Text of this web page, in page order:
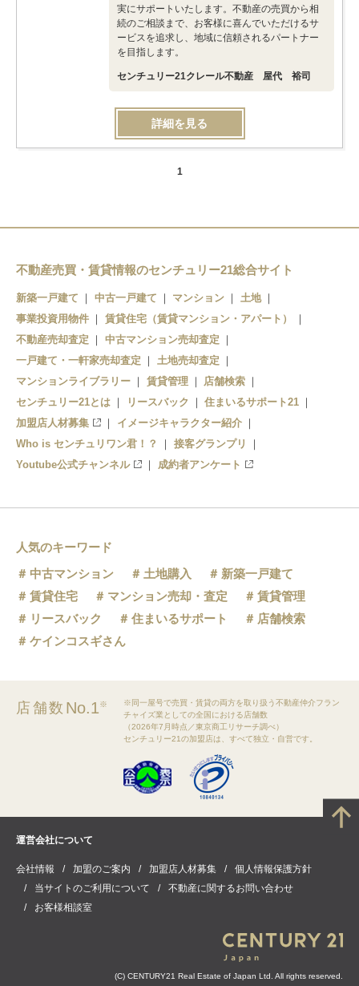
実にサポートいたします。不動産の売買から相
続のご相談まで、お客様に喜んでいただけるサ
ービスを追求し、地域に信頼されるパートナー
を目指します。
センチュリー21クレール不動産 屋代 裕司
詳細を見る
1
不動産売買・賃貸情報のセンチュリー21総合サイト
新築一戸建て 中古一戸建て マンション
土地
事業投資用物件
賃貸住宅（賃貸マンション・アパート）
不動産売却査定
中古マンション売却査定
一戸建て・一軒家売却査定
土地売却査定
マンションライブラリー
賃貸管理
店舗検索
センチュリー21とは
リースバック
住まいるサポート21
加盟店人材募集
イメージキャラクター紹介
Who is センチュリワン君！？
接客グランプリ
Youtube公式チャンネル
成約者アンケート
人気のキーワード
中古マンション
土地購入
新築一戸建て
賃貸住宅
マンション売却・査定
賃貸管理
リースバック
住まいるサポート
店舗検索
ケインコスギさん
店舗数 No.1※
※同一屋号で売買・賃貸の両方を取り扱う不動産仲介フラン
チャイズ業としての全国における店舗数
（2026年7月時点／東京商工リサーチ調べ）
センチュリー21の加盟店は、すべて独立・自営です。
運営会社について
会社情報 加盟のご案内 加盟店人材募集
個人情報保護方針
当サイトのご利用について
不動産に関するお問い合わせ
お客様相談室
(C) CENTURY21 Real Estate of Japan Ltd. All rights reserved.